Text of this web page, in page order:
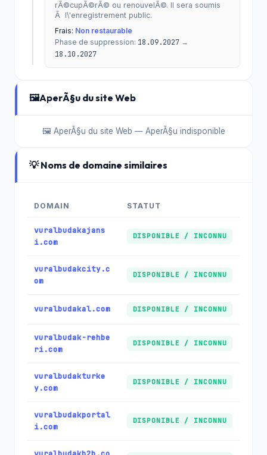
rÃ©cupÃ©rÃ© ou renouvelÃ©. Il sera soumis
Ã l\'enregistrement public.
Frais: Non restaurable
Phase de suppression: 18.09.2027 →
18.10.2027
🖼️AperÃ§u du site Web
🖼️ AperÃ§u du site Web — AperÃ§u indisponible
💡 Noms de domaine similaires
DOMAIN STATUT
vuralbudakajans
i.com
DISPONIBLE / INCONNU
vuralbudakcity.c
om
DISPONIBLE / INCONNU
vuralbudakal.com DISPONIBLE / INCONNU
vuralbudak-rehbe
ri.com
DISPONIBLE / INCONNU
vuralbudakturke
y.com
DISPONIBLE / INCONNU
vuralbudakportal
i.com
DISPONIBLE / INCONNU